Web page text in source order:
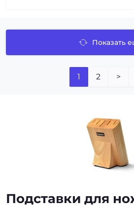
Показать
1 2 >
Подставки для